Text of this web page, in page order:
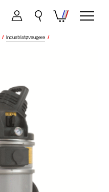
/ Industristøvsugere /